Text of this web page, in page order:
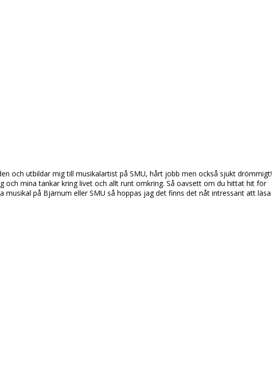
och utbildar mig till musikalartist på SMU, hårt jobb men också sjukt drömmigt!
och mina tankar kring livet och allt runt omkring. Så oavsett om du hittat hit för
på Bjärnum eller SMU så hoppas jag det finns det nåt intressant att läsa